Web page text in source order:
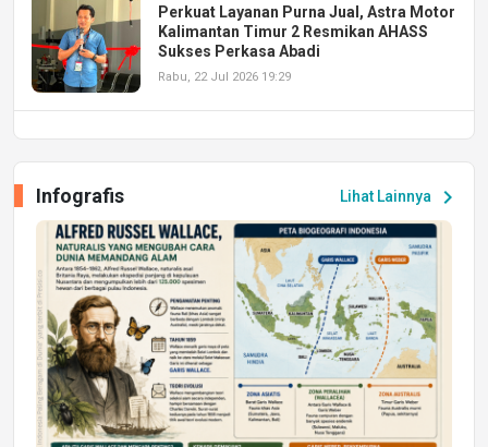
Perkuat Layanan Purna Jual, Astra Motor
Kalimantan Timur 2 Resmikan AHASS
Sukses Perkasa Abadi
Rabu, 22 Jul 2026 19:29
Peluang Kerja dan Magang
Jumat, 17 Jul 2026 22:30
DAERAH
Astra Motor Kalimantan Timur 2 Dukung
Mahasiswa Samarinda dalam Astra
Honda SDGs Future Leaders 2026
Jumat, 10 Jul 2026 19:01
Lihat Lainnya chevron_right
Infografis